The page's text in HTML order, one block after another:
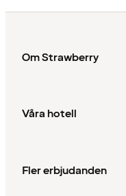
Om Strawberry
Våra hotell
Fler erbjudanden